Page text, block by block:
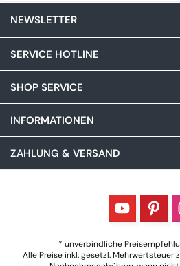
NEWSLETTER
SERVICE HOTLINE
SHOP SERVICE
INFORMATIONEN
ZAHLUNG & VERSAND
* unverbindliche
Alle Preise inkl. gesetzl. Mehrwertsteuer